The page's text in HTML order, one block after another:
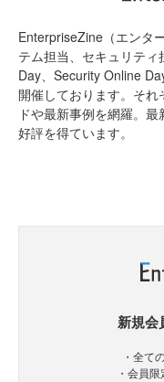
EnterpriseZine（エンタ
テム担当、セキュリテ
Day、Security Online
開催しております。そ
ドや最新事例を網羅。
好評を得ています。
新規会
・全て
・会員